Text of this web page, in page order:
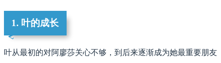
1. 叶的成长
叶从最初的对阿廖莎关心不够，到后来逐渐成为她最重要朋友